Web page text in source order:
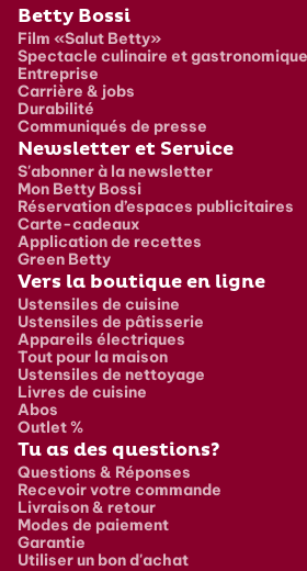
Pied de page
Betty Bossi
Film «Salut Betty»
Spectacle culinaire et
Entreprise
Carrière & jobs
Durabilité
Communiqués de presse
Newsletter et Service
S'abonner à la newsletter
Mon Betty Bossi
Réservation d’espaces publicitaires
Carte-cadeaux
Application de recettes
Green Betty
Vers la boutique en ligne
Ustensiles de cuisine
Ustensiles de pâtisserie
Appareils électriques
Tout pour la maison
Ustensiles de nettoyage
Livres de cuisine
Abos
Outlet %
Tu as des questions?
Questions & Réponses
Recevoir votre commande
Livraison & retour
Modes de paiement
Garantie
Utiliser un bon d'achat